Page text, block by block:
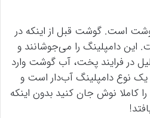
است. گوشت قبل از اینکه در
این دامپلینگ را می‌جوشانند و
در فرایند پخت، آب گوشت وارد
نوع دامپلینگ آب‌دار است و
را کاملا نوش جان کنید بدون اینکه